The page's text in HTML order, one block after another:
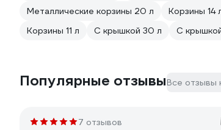
Металлические корзины 20 л
Корзины 14
Корзины 11 л
С крышкой 30 л С
Популярные отзывыВсе отзывы
7 отзывов